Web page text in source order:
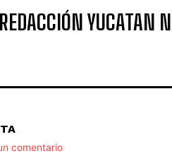
REDACCIÓN YUCATAN
comentario